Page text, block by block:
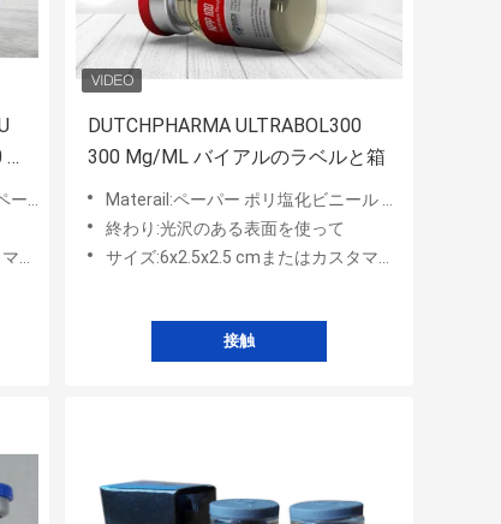
ー
合
DUTCHPHARMA ULTRABOL300
300 Mg/ML バイアルのラベルと箱
Materail:ペーパー ポリ塩化ビニール ペット
終わり:光沢のある表面を使って
サイズ:6x2.5x2.5 cmまたはカスタマイズされる
接触